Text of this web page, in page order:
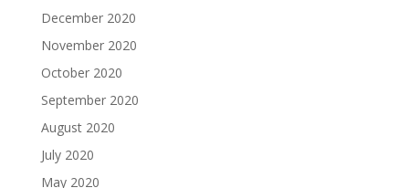
December 2020
November 2020
October 2020
September 2020
August 2020
July 2020
May 2020